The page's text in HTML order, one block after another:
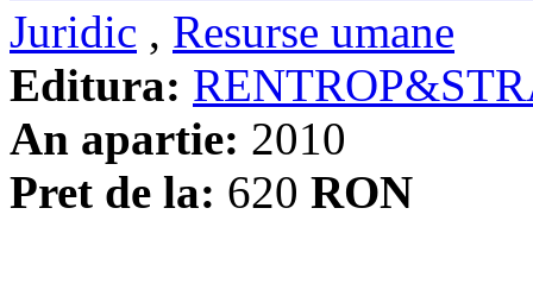
Juridic , Resurse umane
Editura:
An apartie: 2010
Pret de la: 620 RON